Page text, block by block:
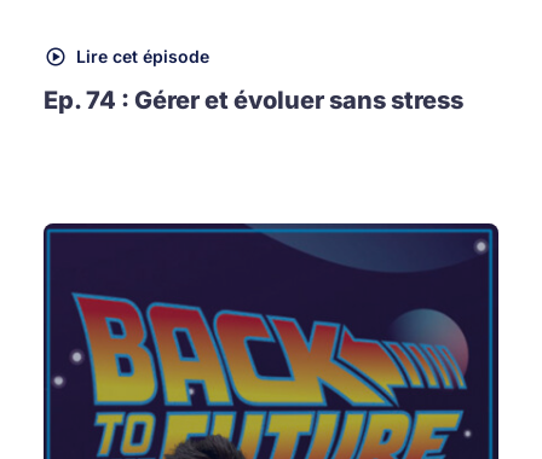
Lire cet épisode
Ep. 74 : Gérer et évoluer sans stress